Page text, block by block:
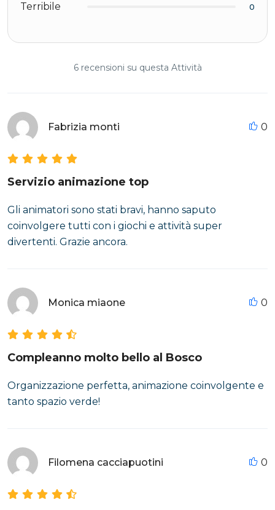
Terribile 0
6 recensioni su questa Attività
Fabrizia monti 0
Servizio animazione top
Gli animatori sono stati bravi, hanno saputo
coinvolgere tutti con i giochi e attività super
divertenti. Grazie ancora.
Monica miaone 0
Compleanno molto bello al Bosco
Organizzazione perfetta, animazione coinvolgente e
tanto spazio verde!
Filomena cacciapuotini 0